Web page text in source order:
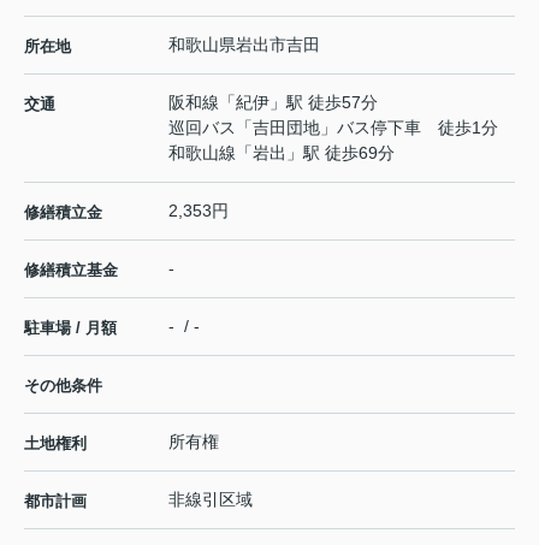
所在地 和歌山県岩出市吉田
交通 阪和線 「紀伊 」駅 徒歩57分
巡回バス「吉田団地」バス停下車 徒歩1分
和歌山線 「岩出 」駅 徒歩69分
修繕積立金 2,353円
修繕積立基金 -
駐車場 / 月額 - / -
その他条件
土地権利 所有権
都市計画 非線引区域